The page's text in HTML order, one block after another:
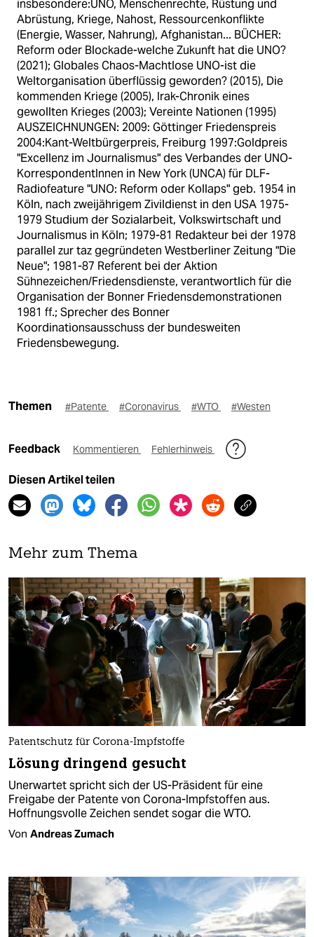
insbesondere:UNO, Menschenrechte, Rüstung und
Abrüstung, Kriege, Nahost, Ressourcenkonflikte
(Energie, Wasser, Nahrung), Afghanistan... BÜCHER:
Reform oder Blockade-welche Zukunft hat die UNO?
(2021); Globales Chaos-Machtlose UNO-ist die
Weltorganisation überflüssig geworden? (2015), Die
kommenden Kriege (2005), Irak-Chronik eines
gewollten Krieges (2003); Vereinte Nationen (1995)
AUSZEICHNUNGEN: 2009: Göttinger Friedenspreis
2004:Kant-Weltbürgerpreis, Freiburg 1997:Goldpreis
"Excellenz im Journalismus" des Verbandes der UNO-
KorrespondentInnen in New York (UNCA) für DLF-
Radiofeature "UNO: Reform oder Kollaps" geb. 1954 in
Köln, nach zweijährigem Zivildienst in den USA 1975-
1979 Studium der Sozialarbeit, Volkswirtschaft und
Journalismus in Köln; 1979-81 Redakteur bei der 1978
parallel zur taz gegründeten Westberliner Zeitung "Die
Neue"; 1981-87 Referent bei der Aktion
Sühnezeichen/Friedensdienste, verantwortlich für die
Organisation der Bonner Friedensdemonstrationen
1981 ff.; Sprecher des Bonner
Koordinationsausschuss der bundesweiten
Friedensbewegung.
Themen #Patente #Coronavirus #WTO #Westen
Feedback Kommentieren Fehlerhinweis
Diesen Artikel teilen
Mehr zum Thema
Patentschutz für Corona-Impfstoffe
Lösung dringend gesucht
Unerwartet spricht sich der US-Präsident für eine
Freigabe der Patente von Corona-Impfstoffen aus.
Hoffnungsvolle Zeichen sendet sogar die WTO.
Von Andreas Zumach